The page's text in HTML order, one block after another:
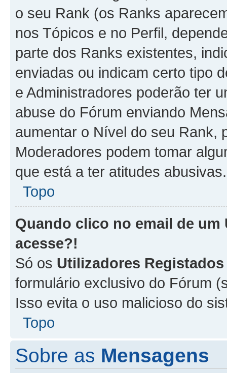
o seu Rank (os Ranks
nos Tópicos e no Perfil,
parte dos Ranks existentes,
enviadas ou indicam certo tipo
e Administradores poderão ter
abuse do Fórum enviando
aumentar o Nível do seu Rank,
Moderadores podem tomar
que está a ter atitudes abusivas.
Topo
Quando clico no email de um
acesse?!
Só os Utilizadores Registados
formulário exclusivo do Fórum
Isso evita o uso malicioso do
Topo
Sobre as Mensagens